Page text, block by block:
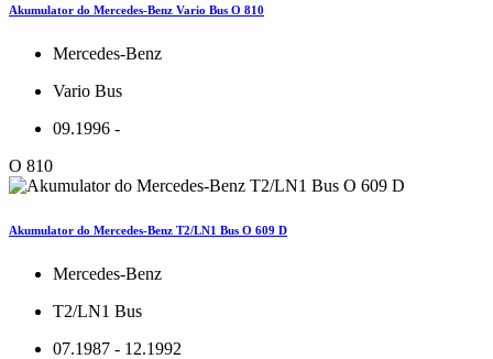
Akumulator do Mercedes-Benz Vario Bus O 810
Mercedes-Benz
Vario Bus
09.1996 -
O 810
Akumulator do Mercedes-Benz T2/LN1 Bus O 609 D
Mercedes-Benz
T2/LN1 Bus
07.1987 - 12.1992